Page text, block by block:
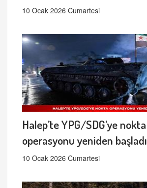
10 Ocak 2026 Cumartesi
Halep’te YPG/SDG’ye nokta
operasyonu yeniden başladı
10 Ocak 2026 Cumartesi